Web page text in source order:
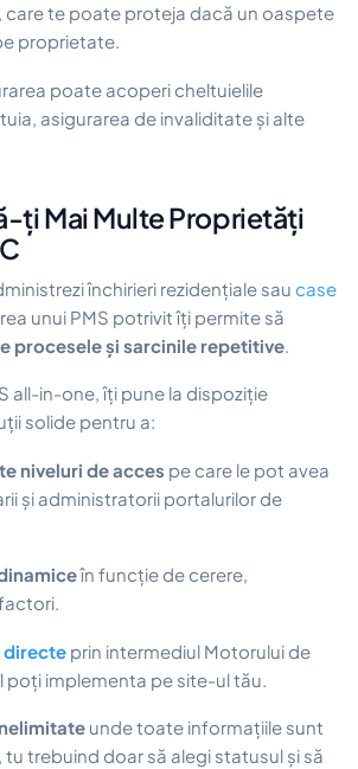
, care te poate proteja dacă un oaspete
proprietate.
poate acoperi cheltuielile
asigurarea de invaliditate și alte
ți Mai Multe Proprietăți
închirieri rezidențiale sau case
unui PMS potrivit îți permite să
procesele și sarcinile repetitive
all-in-one, îți pune la dispoziție
solide pentru a:
niveluri de acces pe care le pot avea
și administratorii portalurilor de
în funcție de cerere,
directe prin intermediul Motorului de
poți implementa pe site-ul tău.
unde toate informațiile sunt
trebuind doar să alegi statusul și să